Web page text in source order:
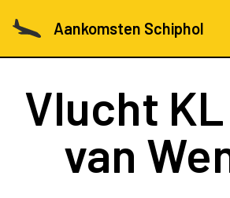
Aankomsten Schiphol
Vlucht
van